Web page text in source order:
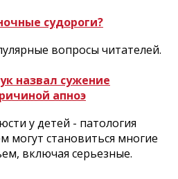
судороги?
вопросы читателей.
назвал сужение
апноэ
у детей - патология
могут становиться многие
включая серьезные.